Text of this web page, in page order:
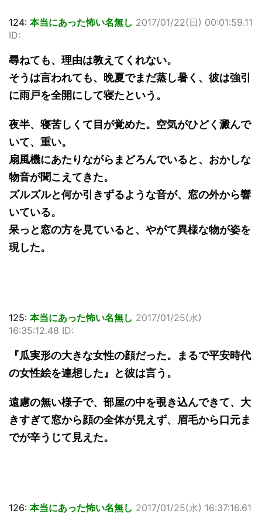
124: 本当にあった怖い名無し 2017/01/22(日) 00:01:59.11
ID:
尋ねても、理由は教えてくれない。
そうは言われても、晩夏でまだ蒸し暑く、彼は強引
に雨戸を全開にして寝たという。
夜半、寝苦しくて目が覚めた。空気がひどく澱んで
いて、重い。
扇風機にあたりながらまどろんでいると、おかしな
物音が聞こえてきた。
ズルズルと何か引きずるような音が、窓の外から響
いている。
呆っと窓の方を見ていると、やがて異様な物が姿を
現した。
125: 本当にあった怖い名無し 2017/01/25(水)
16:35:12.48 ID:
『瓜実形の大きな女性の顔だった。まるで平安時代
の女性絵を連想した』と彼は言う。
遠慮の無い様子で、部屋の中を覗き込んできて、大
きすぎて窓から顔の全体が見えず、眉毛から口元ま
でが辛うじて見えた。
126: 本当にあった怖い名無し 2017/01/25(水) 16:37:16.61